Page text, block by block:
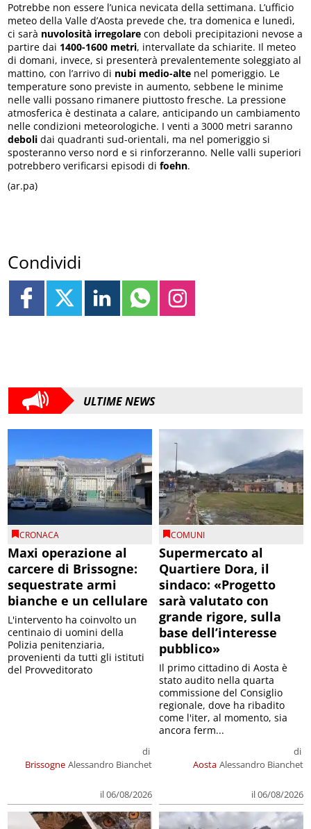
Potrebbe non essere l’unica nevicata della settimana. L’ufficio
meteo della Valle d’Aosta prevede che, tra domenica e lunedì,
ci sarà nuvolosità irregolare con deboli precipitazioni nevose a
partire dai 1400-1600 metri, intervallate da schiarite. Il meteo
di domani, invece, si presenterà prevalentemente soleggiato al
mattino, con l’arrivo di nubi medio-alte nel pomeriggio. Le
temperature sono previste in aumento, sebbene le minime
nelle valli possano rimanere piuttosto fresche. La pressione
atmosferica è destinata a calare, anticipando un cambiamento
nelle condizioni meteorologiche. I venti a 3000 metri saranno
deboli dai quadranti sud-orientali, ma nel pomeriggio si
sposteranno verso nord e si rinforzeranno. Nelle valli superiori
potrebbero verificarsi episodi difoehn.
(ar.pa)
Condividi
ULTIME NEWS
CRONACA
Maxi operazione al
carcere di Brissogne:
sequestrate armi
bianche e un cellulare
Brissogne
di
Alessandro Bianchet
il 06/08/2026
L'intervento ha coinvolto un
centinaio di uomini della
Polizia penitenziaria,
provenienti da tutti gli istituti
del Provveditorato
COMUNI
Supermercato al
Quartiere Dora, il
sindaco: «Progetto
sarà valutato con
grande rigore, sulla
base dell’interesse
pubblico»
Aosta
di
Alessandro Bianchet
il 06/08/2026
Il primo cittadino di Aosta è
stato audito nella quarta
commissione del Consiglio
regionale, dove ha ribadito
come l'iter, al momento, sia
ancora ferm...